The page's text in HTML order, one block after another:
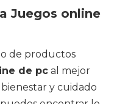
Juegos online
de productos
de pc al mejor
y cuidado